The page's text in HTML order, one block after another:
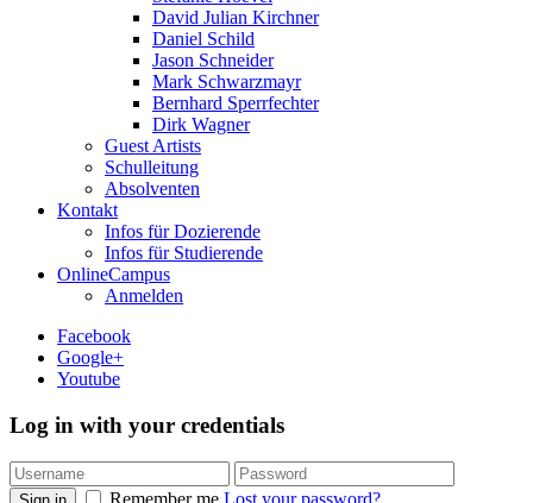
David Julian Kirchner
Daniel Schild
Jason Schneider
Mark Schwarzmayr
Bernhard Sperrfechter
Dirk Wagner
Guest Artists
Schulleitung
Absolventen
Kontakt
Infos für Dozierende
Infos für Studierende
OnlineCampus
Anmelden
Facebook
Google+
Youtube
Log in with your credentials
Remember me Lost your password?